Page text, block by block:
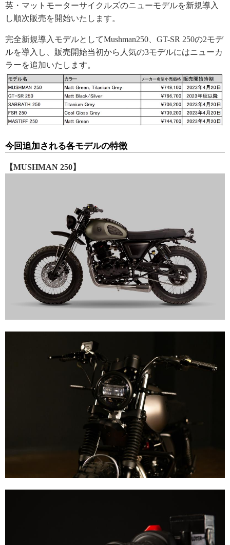
英・マットモーターサイクルズのニューモデルを新規導入
し順次販売を開始いたします。
完全新規導入モデルとしてMushman250、GT-SR 250の2モデ
ルを導入し、販売開始当初から人気の3モデルにはニューカ
ラーを追加いたします。
今回追加される各モデルの特徴
【MUSHMAN 250】